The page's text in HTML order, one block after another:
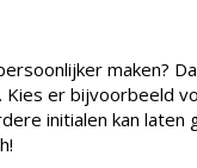
maken?
er bijvoorbeeld
initialen kan laten